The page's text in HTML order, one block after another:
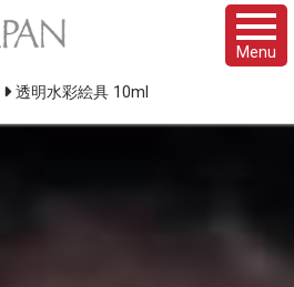
Menu
透明水彩絵具 10ml